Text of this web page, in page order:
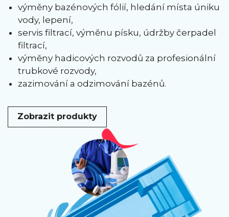
výměny bazénových fólií, hledání místa úniku
vody, lepení,
servis filtrací, výměnu písku, údržby čerpadel
filtrací,
výměny hadicových rozvodů za profesionální
trubkové rozvody,
zazimování a odzimování bazénů.
Zobrazit produkty